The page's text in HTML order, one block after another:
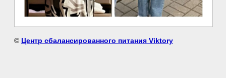
© Центр сбалансированного питания Viktory